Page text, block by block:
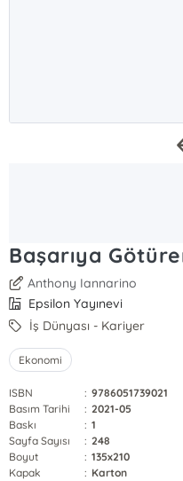
Başarıya
Anthony Iannarino
Epsilon Yayınevi
İş Dünyası - Kariyer
Ekonomi
ISBN : 9786051739021
Basım Tarihi
: 2021-05
Baskı
: 1
Sayfa Sayısı
: 248
Boyut
: 135x210
Kapak
: Karton